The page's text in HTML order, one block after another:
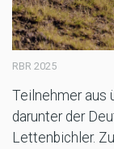
RBR 2025
Teilnehmer aus
darunter der
Lettenbichler.